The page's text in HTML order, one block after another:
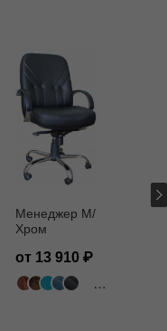
Менеджер M/
Хром
от 13 910
502 цвета